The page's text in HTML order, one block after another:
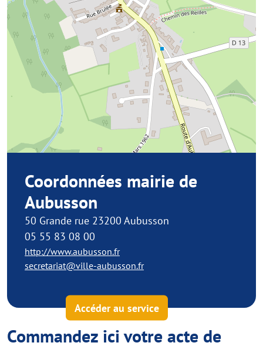
Coordonnées mairie de
Aubusson
50 Grande rue 23200 Aubusson
05 55 83 08 00
http://www.aubusson.fr
secretariat@ville-aubusson.fr
Accéder au service
Commandez ici votre acte de